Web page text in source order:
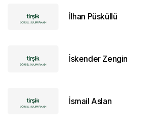
İlhan Püsküllü
İskender Zengin
İsmail Aslan